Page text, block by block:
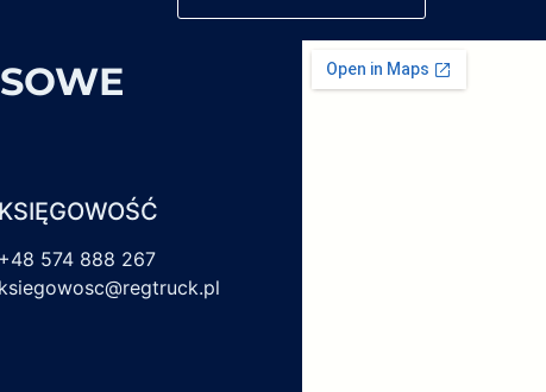
+48 574 888 267
ksiegowosc@regtruck.pl